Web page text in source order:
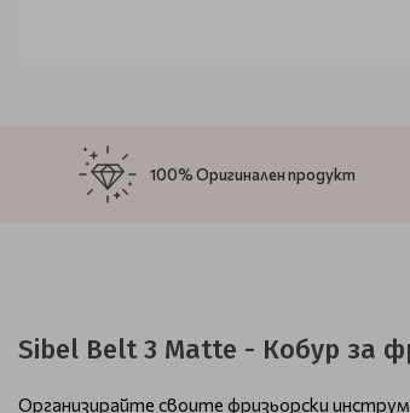
100% Оригинален продукт
Sibel Belt 3 Matte - Кобур за
Организирайте своите фризьорски